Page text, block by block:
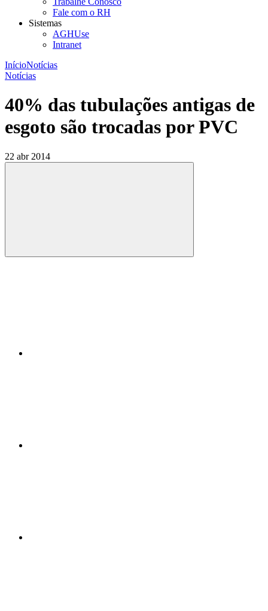
Fale com o RH
Sistemas
AGHUse
Intranet
InícioNotícias
Notícias
40% das tubulações antigas de
esgoto são trocadas por PVC
22 abr 2014
Compartilhar